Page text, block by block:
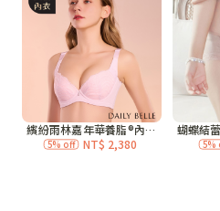
國泰世華商業銀行
臺灣中小企業銀行
匯豐（台灣）商業銀行
聯邦商業銀行
元大商業銀行
玉山商業銀行
台新國際商業銀行
台灣樂天信用卡公司
Apple Pay
街口支付
ATM付款
運送方式